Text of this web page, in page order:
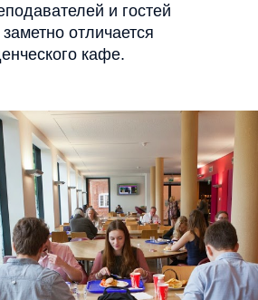
и гостей
отличается
кафе.